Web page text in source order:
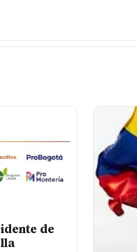
de